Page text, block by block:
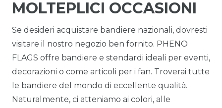
MOLTEPLICI OCCASIONI
Se desideri acquistare bandiere nazionali, dovresti
visitare il nostro negozio ben fornito. PHENO
FLAGS offre bandiere e stendardi ideali per eventi,
decorazioni o come articoli per i fan. Troverai tutte
le bandiere del mondo di eccellente qualità.
Naturalmente, ci atteniamo ai colori, alle